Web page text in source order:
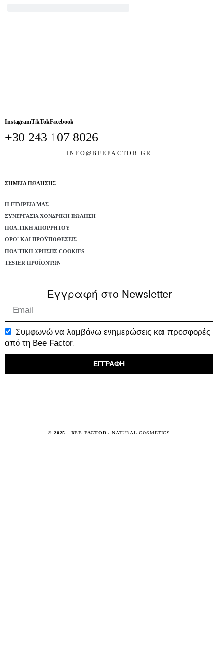
InstagramTikTokFacebook
+30 243 107 8026
INFO@BEEFACTOR.GR
ΣΗΜΕΙΑ ΠΩΛΗΣΗΣ
Η ΕΤΑΙΡΕΊΑ ΜΑΣ
ΣΥΝΕΡΓΑΣΊΑ ΧΟΝΔΡΙΚΉ ΠΏΛΗΣΗ
ΠΟΛΙΤΙΚΉ ΑΠΟΡΡΉΤΟΥ
ΌΡΟΙ ΚΑΙ ΠΡΟΫΠΟΘΈΣΕΙΣ
ΠΟΛΙΤΙΚΉ ΧΡΉΣΗΣ COOKIES
TESTER ΠΡΟΪΌΝΤΩΝ
Εγγραφή στο Newsletter
Συμφωνώ να λαμβάνω ενημερώσεις και προσφορές
από τη Bee Factor.
ΕΓΓΡΑΦΗ
© 2025 - BEE FACTOR/ NATURAL COSMETICS